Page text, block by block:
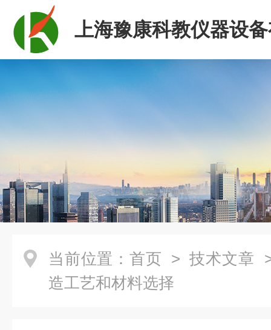
上海豫康科教仪器设
司
当前位置： 首页 > 技术文章
造工艺和材料选择